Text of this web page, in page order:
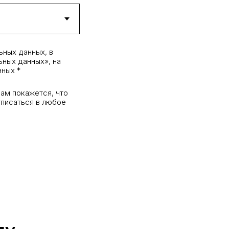
данных, в
данных», на
*
покажется, что
в любое